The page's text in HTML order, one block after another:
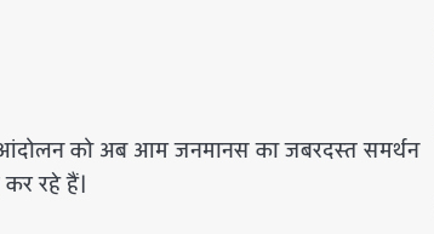
आंदोलन को अब आम जनमानस का जबरदस्त समर्थन
रहे हैं।